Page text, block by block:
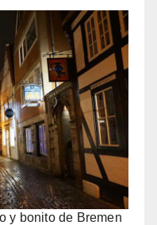
y bonito de Bremen